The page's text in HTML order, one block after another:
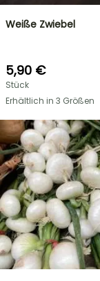
Weiße Zwiebel
5,90 €
Stück
Erhältlich in 3 Größen